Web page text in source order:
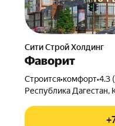
Сити Строй Холдинг
Фаворит
Строится•комфорт•4.3
Республика Дагестан,